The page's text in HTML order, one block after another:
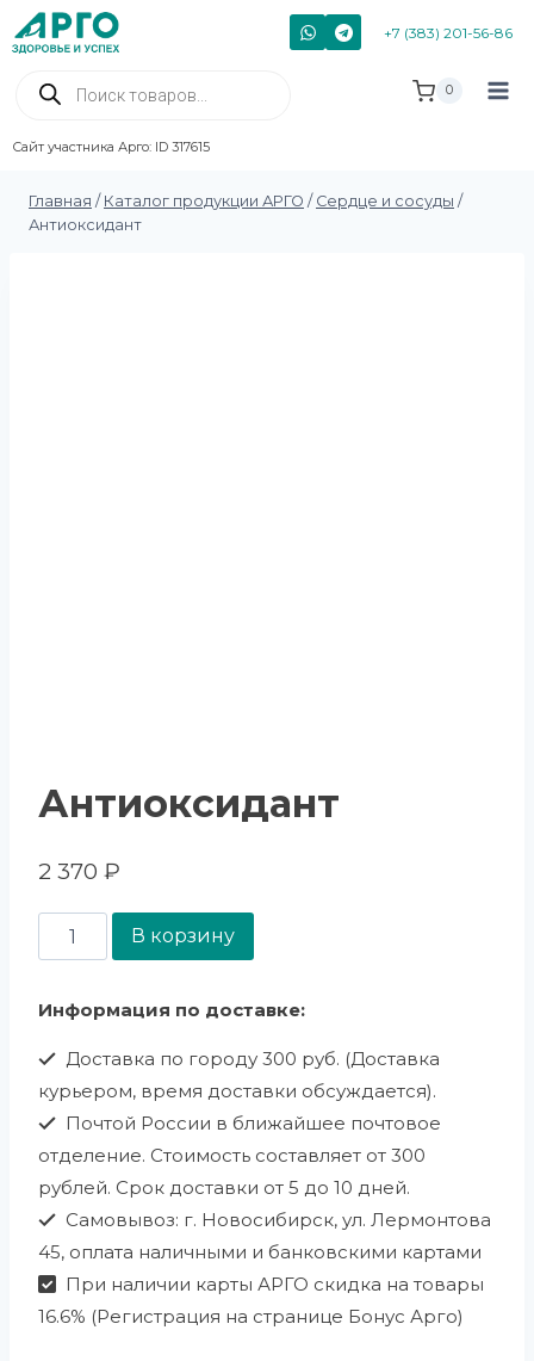
+7 (383) 201-56-86
Сайт участника Арго: ID 317615
0
Главная / Каталог продукции АРГО / Сердце и сосуды /
Антиоксидант
Антиоксидант
2 370 ₽
В корзину
Информация по доставке:
Доставка по городу 300 руб. (Доставка
курьером, время доставки обсуждается).
Почтой России в ближайшее почтовое
отделение. Стоимость составляет от 300
рублей. Срок доставки от 5 до 10 дней.
Самовывоз: г. Новосибирск, ул. Лермонтова
45, оплата наличными и банковскими картами
При наличии карты АРГО скидка на товары
16.6% (Регистрация на странице Бонус Арго)